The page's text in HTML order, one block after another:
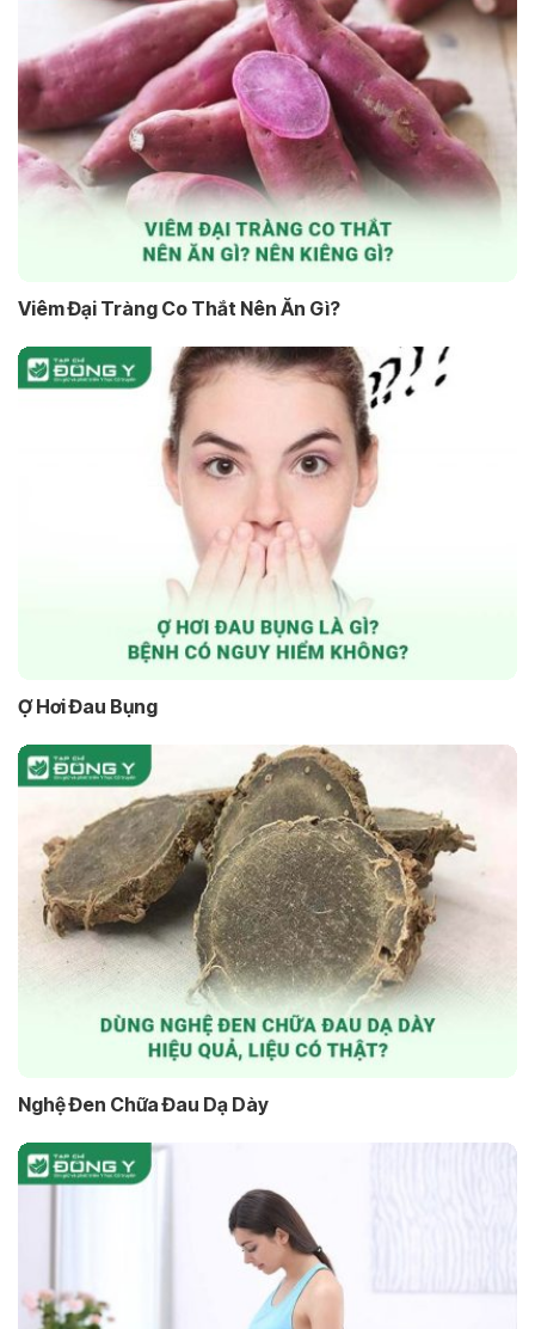
Viêm Đại Tràng Co Thắt Nên Ăn Gì?
Ợ Hơi Đau Bụng
Nghệ Đen Chữa Đau Dạ Dày